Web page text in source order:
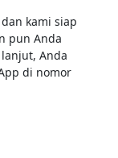
kami siap
pun Anda
Anda
di nomor